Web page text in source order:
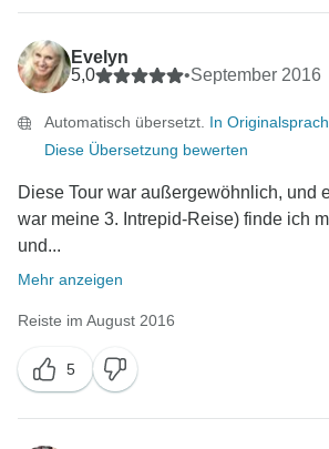
Evelyn
5,0
•September 2016
Automatisch übersetzt. In
Diese Übersetzung bewerten
Diese Tour war außergewöhnlich, und
war meine 3. Intrepid-Reise) finde ich
und...
Mehr anzeigen
Reiste im August 2016
5